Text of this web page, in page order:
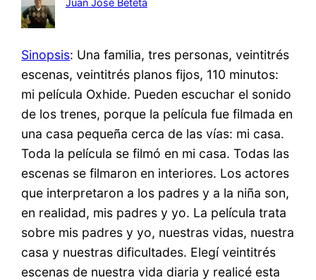
Juan José Beteta
Sinopsis: Una familia, tres personas, veintitrés
escenas, veintitrés planos fijos, 110 minutos:
mi película Oxhide. Pueden escuchar el sonido
de los trenes, porque la película fue filmada en
una casa pequeña cerca de las vías: mi casa.
Toda la película se filmó en mi casa. Todas las
escenas se filmaron en interiores. Los actores
que interpretaron a los padres y a la niña son,
en realidad, mis padres y yo. La película trata
sobre mis padres y yo, nuestras vidas, nuestra
casa y nuestras dificultades. Elegí veintitrés
escenas de nuestra vida diaria y realicé esta